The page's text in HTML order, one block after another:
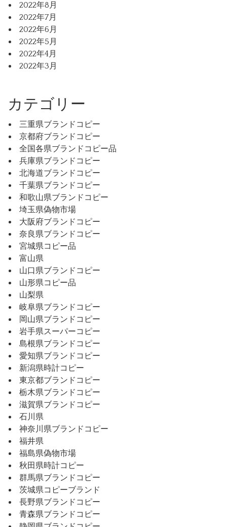
2022年8月
2022年7月
2022年6月
2022年5月
2022年4月
2022年3月
カテゴリー
三重県ブランドコピー
京都府ブランドコピー
全国各県ブランドコピー品
兵庫県ブランドコピー
北海道ブランドコピー
千葉県ブランドコピー
和歌山県ブランドコピー
埼玉県偽物市場
大阪府ブランドコピー
奈良県ブランドコピー
宮城県コピー品
富山県
山口県ブランドコピー
山形県コピー品
山梨県
岐阜県ブランドコピー
岡山県ブランドコピー
岩手県スーパーコピー
島根県ブランドコピー
愛知県ブランドコピー
新潟県時計コピー
東京都ブランドコピー
栃木県ブランドコピー
滋賀県ブランドコピー
石川県
神奈川県ブランドコピー
福井県
福島県偽物市場
秋田県時計コピー
群馬県ブランドコピー
茨城県コピーブランド
長野県ブランドコピー
青森県ブランドコピー